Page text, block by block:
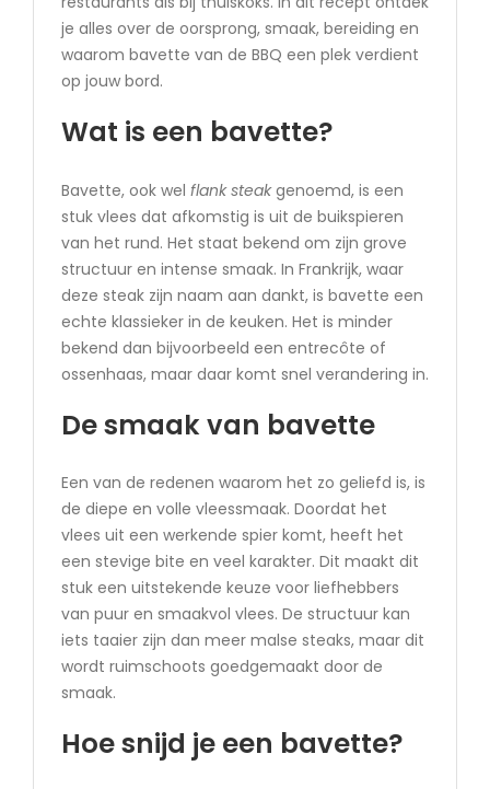
je alles over de oorsprong, smaak, bereiding en
waarom bavette van de BBQ een plek verdient
op jouw bord.
Wat is een bavette?
Bavette, ook wel flank steakgenoemd, is een
stuk vlees dat afkomstig is uit de buikspieren
van het rund. Het staat bekend om zijn grove
structuur en intense smaak. In Frankrijk, waar
deze steak zijn naam aan dankt, is bavette een
echte klassieker in de keuken. Het is minder
bekend dan bijvoorbeeld een entrecôte of
ossenhaas, maar daar komt snel verandering in.
De smaak van bavette
Een van de redenen waarom het zo geliefd is, is
de diepe en volle vleessmaak. Doordat het
vlees uit een werkende spier komt, heeft het
een stevige bite en veel karakter. Dit maakt dit
stuk een uitstekende keuze voor liefhebbers
van puur en smaakvol vlees. De structuur kan
iets taaier zijn dan meer malse steaks, maar dit
wordt ruimschoots goedgemaakt door de
smaak.
Hoe snijd je een bavette?